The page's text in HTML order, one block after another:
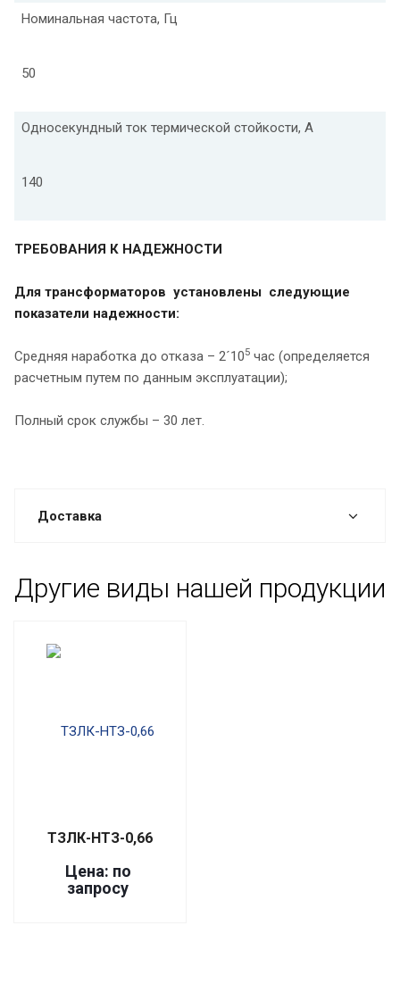
Номинальная частота, Гц
50
Односекундный ток термической стойкости, А
140
ТРЕБОВАНИЯ К НАДЕЖНОСТИ
Для трансформаторов установлены следующие
показатели надежности:
Средняя наработка до отказа – 2´105 час (определяется
расчетным путем по данным эксплуатации);
Полный срок службы – 30 лет.
Доставка
Другие виды нашей продукции
ТЗЛК-НТЗ-0,66
Цена: по
запросу